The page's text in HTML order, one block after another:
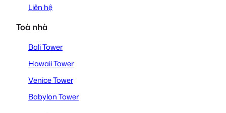
Liên hệ
Toà nhà
Bali Tower
Hawaii Tower
Venice Tower
Babylon Tower